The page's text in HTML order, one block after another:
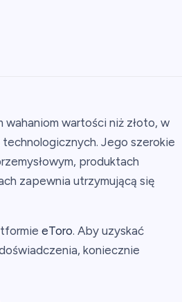
wartości niż złoto, w
Jego szerokie
produktach
zapewnia utrzymującą się
eToro. Aby uzyskać
koniecznie